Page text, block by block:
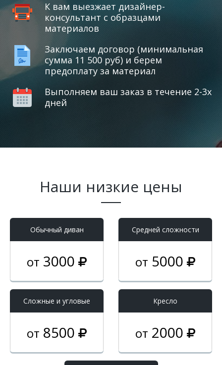
К вам выезжает дизайнер-
консультант с образцами
материалов
Заключаем договор (минимальная
сумма 11 500 руб) и берем
предоплату за материал
Выполняем ваш заказ в течение 2-3х
дней
Наши низкие цены
Обычный диван
от 3000
Средней сложности
от 5000
Cложные и угловые
от 8500
Кресло
от 2000